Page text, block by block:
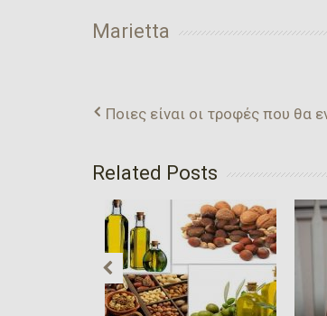
Marietta
Ποιες είναι οι τροφές που θα
Related Posts
Θέλετε Να
«στεγνώσετε»?
Φάτε Λιπαρά…